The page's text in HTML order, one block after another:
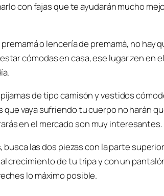
con fajas que te ayudarán mucho
o lencería de premamá, no hay
cómodas en casa, ese lugar zen en
de tipo camisón y vestidos
vaya sufriendo tu cuerpo no harán
en el mercado son muy interesantes.
las dos piezas con la parte
crecimiento de tu tripa y con un
lo máximo posible.